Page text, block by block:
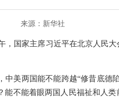
来源： 新华社
，国家主席习近平在北京人民
美两国能不能跨越“修昔底德
不能着眼两国人民福祉和人类